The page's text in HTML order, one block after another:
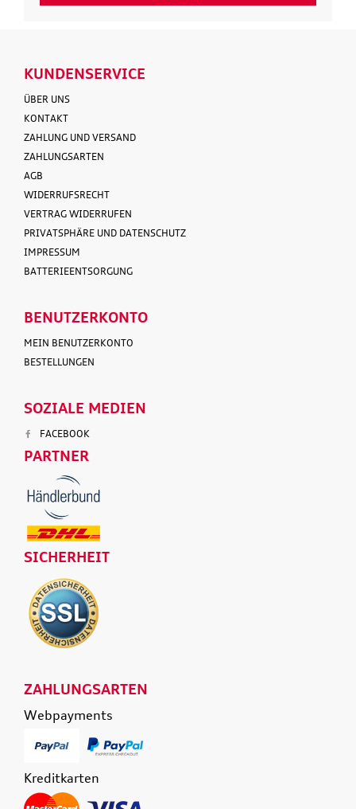
KUNDENSERVICE
ÜBER UNS
KONTAKT
ZAHLUNG UND VERSAND
ZAHLUNGSARTEN
AGB
WIDERRUFSRECHT
VERTRAG WIDERRUFEN
PRIVATSPHÄRE UND DATENSCHUTZ
IMPRESSUM
BATTERIEENTSORGUNG
BENUTZERKONTO
MEIN BENUTZERKONTO
BESTELLUNGEN
SOZIALE MEDIEN
FACEBOOK
PARTNER
SICHERHEIT
ZAHLUNGSARTEN
Webpayments
Kreditkarten